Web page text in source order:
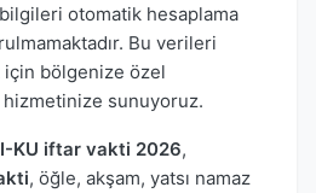
bilgileri otomatik hesaplama
Bu verileri
bölgenize özel
hizmetinize sunuyoruz.
KU iftar vakti 2026,
, öğle, akşam, yatsı namaz